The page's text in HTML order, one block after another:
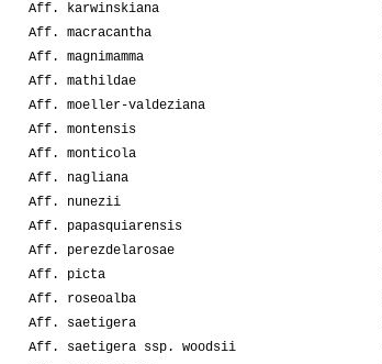
Aff. karwinskiana
Aff. macracantha
Aff. magnimamma
Aff. mathildae
Aff. moeller-valdeziana
Aff. montensis
Aff. monticola
Aff. nagliana
Aff. nunezii
Aff. papasquiarensis
Aff. perezdelarosae
Aff. picta
Aff. roseoalba
Aff. saetigera
Aff. saetigera ssp. woodsii